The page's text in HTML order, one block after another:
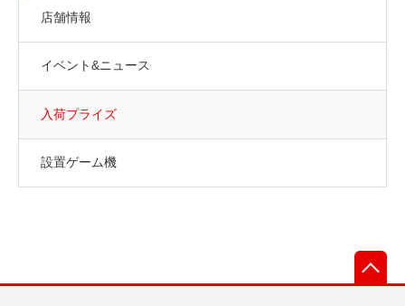
店舗情報
イベント&ニュース
入荷プライズ
設置ゲーム機